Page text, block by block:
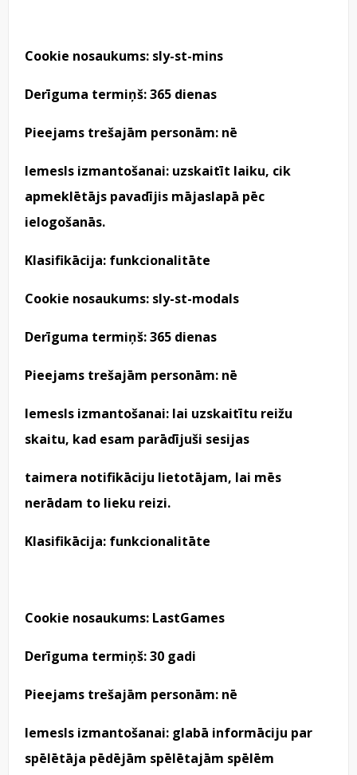
Cookie nosaukums: sly-st-mins
Derīguma termiņš: 365 dienas
Pieejams trešajām personām: nē
Iemesls izmantošanai: uzskaitīt laiku, cik
apmeklētājs pavadījis mājaslapā pēc
ielogošanās.
Klasifikācija: funkcionalitāte
Cookie nosaukums: sly-st-modals
Derīguma termiņš: 365 dienas
Pieejams trešajām personām: nē
Iemesls izmantošanai: lai uzskaitītu reižu
skaitu, kad esam parādījuši sesijas
taimera notifikāciju lietotājam, lai mēs
nerādam to lieku reizi.
Klasifikācija: funkcionalitāte
Cookie nosaukums: LastGames
Derīguma termiņš: 30 gadi
Pieejams trešajām personām: nē
Iemesls izmantošanai: glabā informāciju par
spēlētāja pēdējām spēlētajām spēlēm